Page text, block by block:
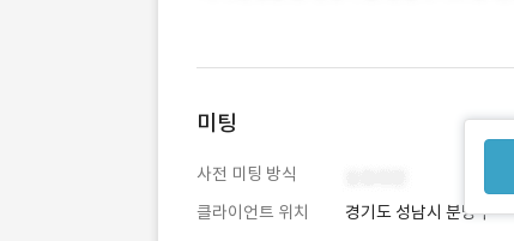
미팅
사전 미팅 방식
클라이언트 위치
경기도 성남시 분당구